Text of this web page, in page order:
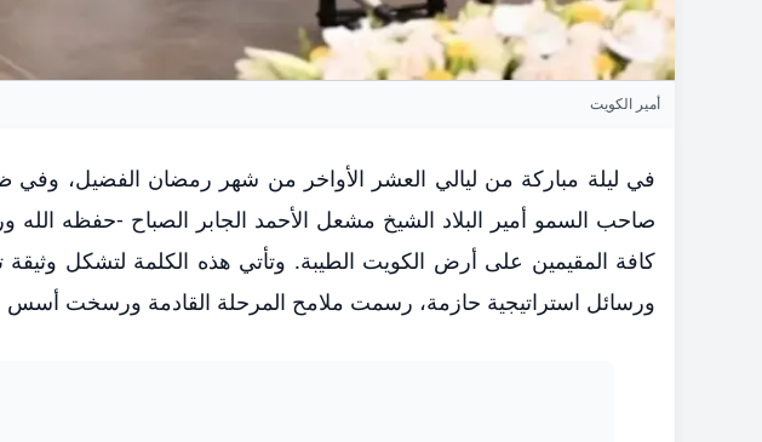
أمير الكويت
في ليلة مباركة من ليالي العشر الأواخر من شهر رمضان الفضيل،
صاحب السمو أمير البلاد الشيخ مشعل الأحمد الجابر الصباح -حفظه الله
كافة المقيمين على أرض الكويت الطيبة. وتأتي هذه الكلمة لتشكل وثيقة
ورسائل استراتيجية حازمة، رسمت ملامح المرحلة القادمة ورسخت أسس